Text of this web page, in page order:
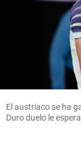
El austriaco se ha
Duro duelo le